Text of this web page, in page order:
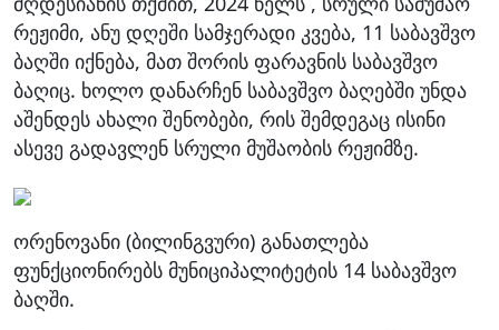
რეჟიმი, ანუ დღეში სამჯერადი კვება, 11 საბავშვო
ბაღში იქნება, მათ შორის ფარავნის საბავშვო
ბაღიც. ხოლო დანარჩენ საბავშვო ბაღებში უნდა
აშენდეს ახალი შენობები, რის შემდეგაც ისინი
ასევე გადავლენ სრული მუშაობის რეჟიმზე.
ორენოვანი (ბილინგვური) განათლება
ფუნქციონირებს მუნიციპალიტეტის 14 საბავშვო
ბაღში.